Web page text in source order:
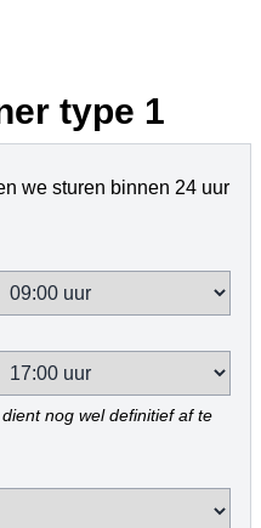
type 1
we sturen binnen 24 uur
nog wel definitief af te